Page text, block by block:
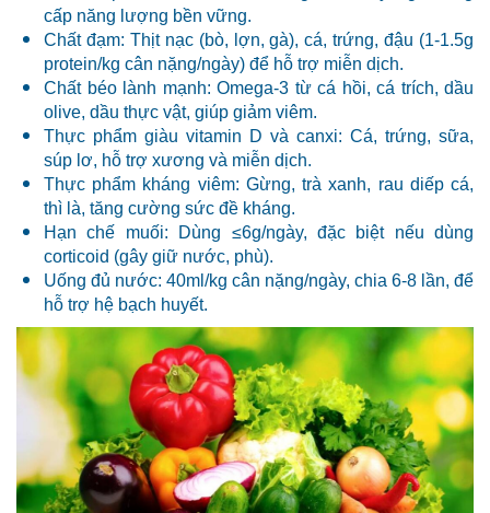
cấp năng lượng bền vững.
Chất đạm: Thịt nạc (bò, lợn, gà), cá, trứng, đậu (1-1.5g
protein/kg cân nặng/ngày) để hỗ trợ miễn dịch.
Chất béo lành mạnh: Omega-3 từ cá hồi, cá trích, dầu
olive, dầu thực vật, giúp giảm viêm.
Thực phẩm giàu vitamin D và canxi: Cá, trứng, sữa,
súp lơ, hỗ trợ xương và miễn dịch.
Thực phẩm kháng viêm: Gừng, trà xanh, rau diếp cá,
thì là, tăng cường sức đề kháng.
Hạn chế muối: Dùng ≤6g/ngày, đặc biệt nếu dùng
corticoid (gây giữ nước, phù).
Uống đủ nước: 40ml/kg cân nặng/ngày, chia 6-8 lần, để
hỗ trợ hệ bạch huyết.